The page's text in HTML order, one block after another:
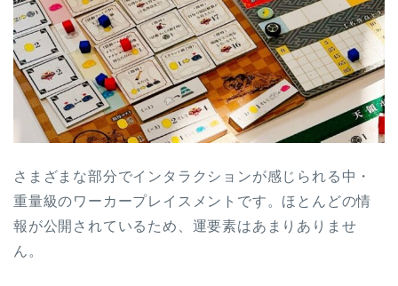
さまざまな部分でインタラクションが感じられる中・
重量級のワーカープレイスメントです。ほとんどの情
報が公開されているため、運要素はあまりありませ
ん。